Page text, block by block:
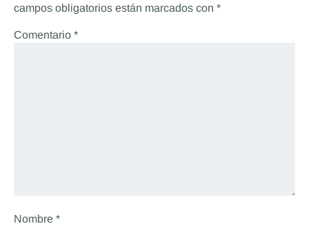
campos obligatorios están marcados con *
Comentario *
Nombre *